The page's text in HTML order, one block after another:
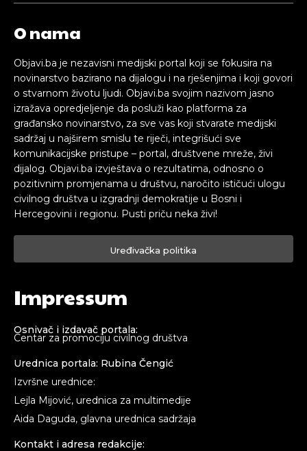
O nama
Objavi.ba je nezavisni medijski portal koji se fokusira na
novinarstvo bazirano na dijalogu i na rješenjima i koji govori
o stvarnom životu ljudi. Objavi.ba svojim nazivom jasno
izražava opredjeljenje da posluži kao platforma za
građansko novinarstvo, za sve vas koji stvarate medijski
sadržaj u najširem smislu te riječi, integrišući sve
komunikacijske pristupe – portal, društvene mreže, živi
dijalog. Objavi.ba izvještava o rezultatima, odnosno o
pozitivnim promjenama u društvu, naročito ističući ulogu
civilnog društva u izgradnji demokratije u Bosni i
Hercegovini i regionu. Pusti priču neka živi!
Uređivačka politika
Impressum
Osnivač i izdavač portala:
Centar za promociju civilnog društva
Urednica portala: Rubina Čengić
Izvršne urednice:
Lejla Mijović, urednica za multimedije
Aida Daguda, glavna urednica sadržaja
Kontakt i adresa redakcije: